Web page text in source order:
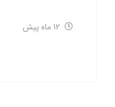
12 ماه پیش